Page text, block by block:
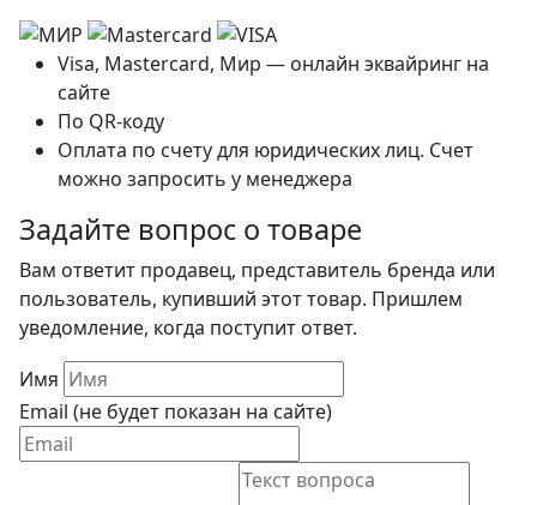
Visa, Mastercard, Мир — онлайн эквайринг на
сайте
По QR-коду
Оплата по счету для юридических лиц. Счет
можно запросить у менеджера
Задайте вопрос о товаре
Вам ответит продавец, представитель бренда или
пользователь, купивший этот товар. Пришлем
уведомление, когда поступит ответ.
Имя
Email (не будет показан на сайте)